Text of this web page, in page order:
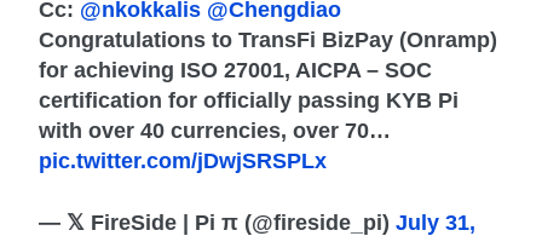
Cc: @nkokkalis @Chengdiao
Congratulations to TransFi BizPay (Onramp)
for achieving ISO 27001, AICPA – SOC
certification for officially passing KYB Pi
with over 40 currencies, over 70…
pic.twitter.com/jDwjSRSPLx
— 𝕏 FireSide | Pi π (@fireside_pi)July 31,